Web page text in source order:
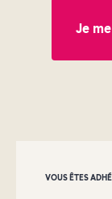
Je
VOUS ÊTES